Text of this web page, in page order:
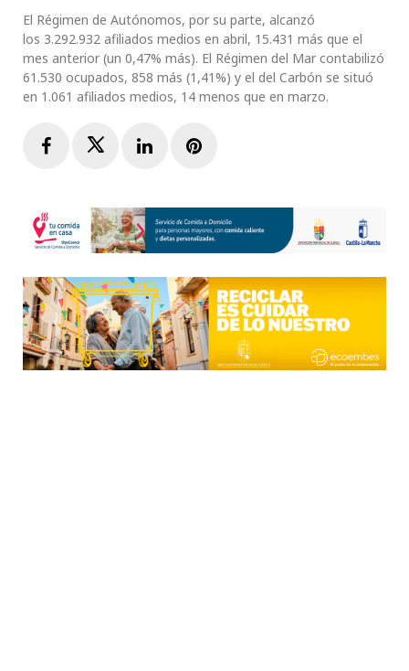
El Régimen de Autónomos, por su parte, alcanzó
los 3.292.932 afiliados medios en abril, 15.431 más que el
mes anterior (un 0,47% más). El Régimen del Mar contabilizó
61.530 ocupados, 858 más (1,41%) y el del Carbón se situó
en 1.061 afiliados medios, 14 menos que en marzo.
FacebookTwitterLinkedInPinterest